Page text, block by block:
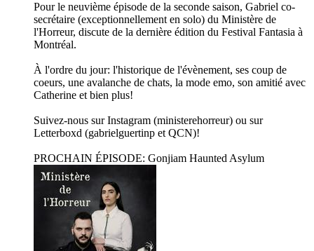
Pour le neuvième épisode de la seconde saison, Gabriel co-
secrétaire (exceptionnellement en solo) du Ministère de
l'Horreur, discute de la dernière édition du Festival Fantasia à
Montréal.
À l'ordre du jour: l'historique de l'évènement, ses coup de
coeurs, une avalanche de chats, la mode emo, son amitié avec
Catherine et bien plus!
Suivez-nous sur Instagram (ministerehorreur) ou sur
Letterboxd (gabrielguertinp et QCN)!
PROCHAIN ÉPISODE: Gonjiam Haunted Asylum